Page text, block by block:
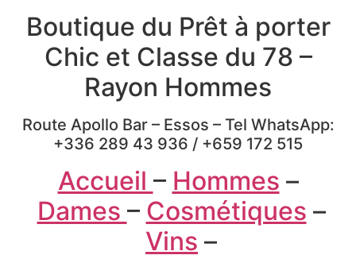
Boutique du Prêt à porter
Chic et Classe du 78 –
Rayon Hommes
Route Apollo Bar – Essos – Tel WhatsApp:
+336 289 43 936 / +659 172 515
Accueil – Hommes –
Dames – Cosmétiques –
Vins –